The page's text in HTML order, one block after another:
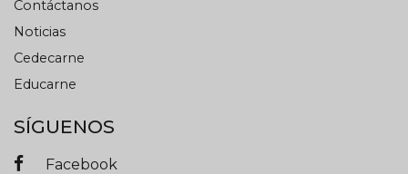
Contáctanos
Noticias
Cedecarne
Educarne
SÍGUENOS
Facebook